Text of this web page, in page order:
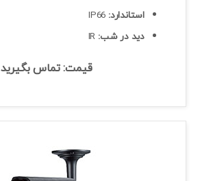
استاندارد: IP66
دید در شب: IR
قیمت: تماس بگیرید